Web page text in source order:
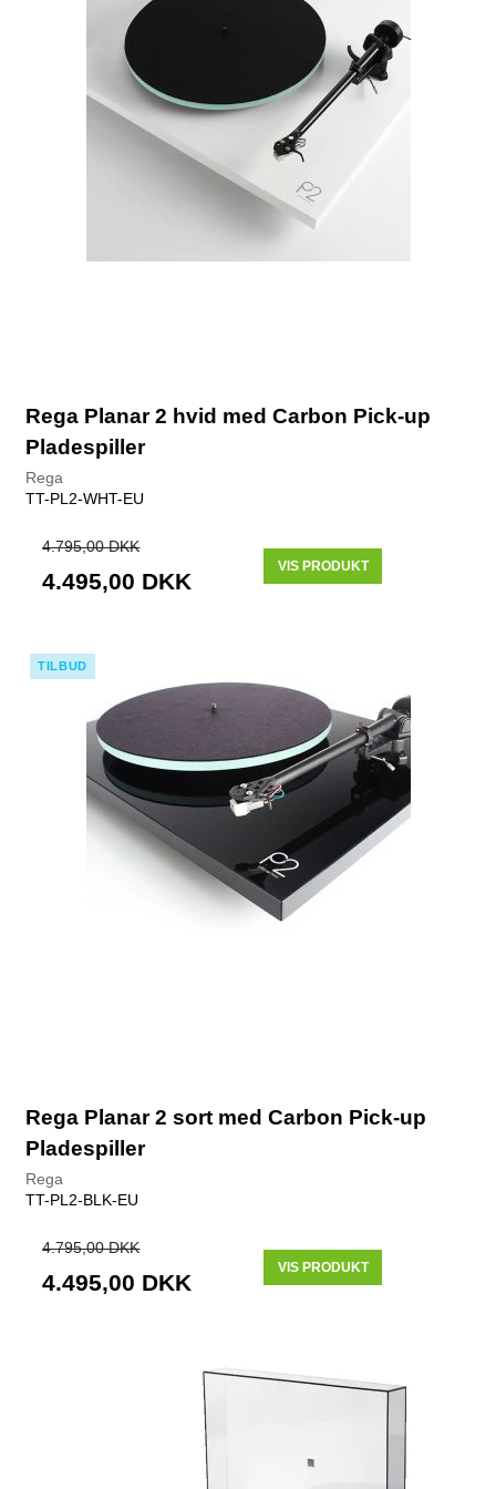
Rega Planar 2 hvid med Carbon Pick-up
Pladespiller
Rega
TT-PL2-WHT-EU
4.795,00 DKK
4.495,00 DKK
VIS PRODUKT
TILBUD
Rega Planar 2 sort med Carbon Pick-up
Pladespiller
Rega
TT-PL2-BLK-EU
4.795,00 DKK
4.495,00 DKK
VIS PRODUKT